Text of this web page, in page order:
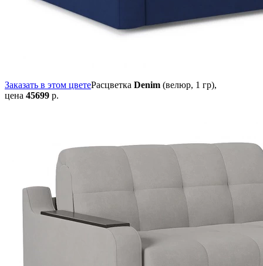
Заказать в этом цветеРасцветка Denim (велюр, 1 гр),
цена 45699 р.